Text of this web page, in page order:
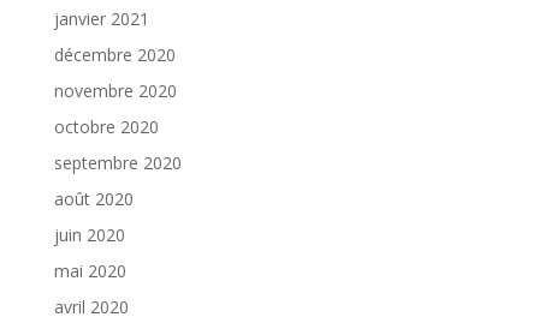
janvier 2021
décembre 2020
novembre 2020
octobre 2020
septembre 2020
août 2020
juin 2020
mai 2020
avril 2020